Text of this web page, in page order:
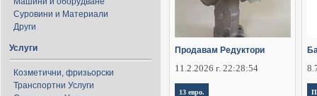
Суровини и Материали
Други
Услуги
Козметични, фризьорски
Транспортни Услуги
Продавам Редуктори
11.2.2026 г. 22:28:54
13 евро.